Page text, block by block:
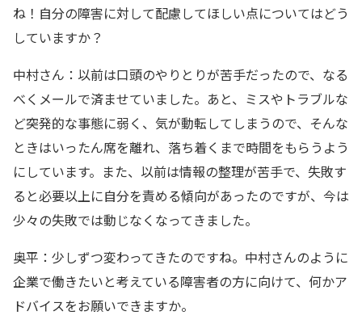
ね！自分の障害に対して配慮してほしい点についてはどう
していますか？
中村さん：以前は口頭のやりとりが苦手だったので、なる
べくメールで済ませていました。あと、ミスやトラブルな
ど突発的な事態に弱く、気が動転してしまうので、そんな
ときはいったん席を離れ、落ち着くまで時間をもらうよう
にしています。また、以前は情報の整理が苦手で、失敗す
ると必要以上に自分を責める傾向があったのですが、今は
少々の失敗では動じなくなってきました。
奥平：少しずつ変わってきたのですね。中村さんのように
企業で働きたいと考えている障害者の方に向けて、何かア
ドバイスをお願いできますか。